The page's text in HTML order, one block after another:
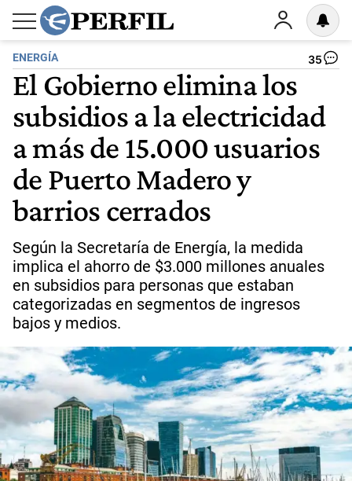
ENERGÍA 35
El Gobierno elimina los
subsidios a la electricidad
a más de 15.000 usuarios
de Puerto Madero y
barrios cerrados
Según la Secretaría de Energía, la medida
implica el ahorro de $3.000 millones anuales
en subsidios para personas que estaban
categorizadas en segmentos de ingresos
bajos y medios.